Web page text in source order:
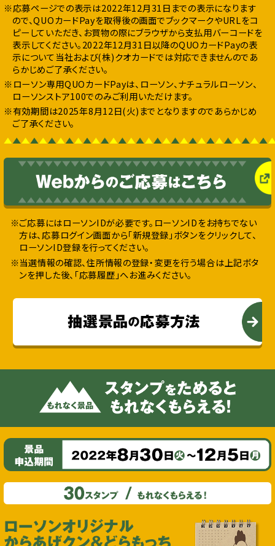
※応募ページでの表示は2022年12月31日までの表示になります
ので、QUOカードPayを取得後の画面でブックマークやURLをコ
ピーしていただき、お買物の際にブラウザから支払用バーコードを
表示してください。2022年12月31日以降のQUOカードPayの表
示について当社および(株)クオカードでは対応できませんのであ
らかじめご了承ください。
※ローソン専用QUOカードPayは、ローソン、ナチュラルローソン、
ローソンストア100でのみご利用いただけます。
※有効期間は2025年8月12日(火)までとなりますのであらかじめ
ご了承ください。
※ご応募にはローソンIDが必要です。ローソンIDをお持ちでない
方は、応募ログイン画面から「新規登録」ボタンをクリックして、
ローソンID登録を行ってください。
※当選情報の確認、住所情報の登録・変更を行う場合は上記ボタ
ンを押した後、「応募履歴」へお進みください。